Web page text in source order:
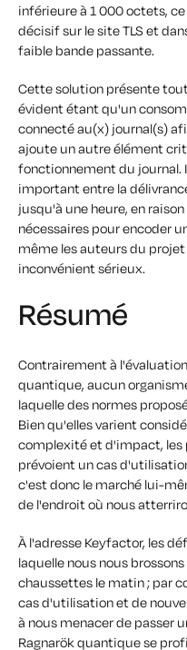
inférieure à 1 000 octets,
décisif sur le site TLS et
faible bande passante.
Cette solution présente
évident étant qu'un
connecté au(x) journal(s)
ajoute un autre élément
fonctionnement du journal.
important entre la
jusqu'à une heure, en
nécessaires pour encoder
même les auteurs du
inconvénient sérieux.
Résumé
Contrairement à
quantique, aucun
laquelle des normes
Bien qu'elles varient
complexité et d'impact, les
prévoient un cas
c'est donc le marché lui-
de l'endroit où nous
À l'adresse Keyfactor, les
laquelle nous nous
chaussettes le matin ; par
cas d'utilisation et de
à nous menacer de passer
Ragnarök quantique se